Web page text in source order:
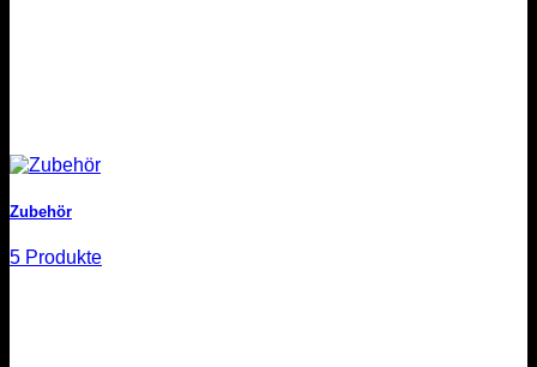
Zubehör
5 Produkte